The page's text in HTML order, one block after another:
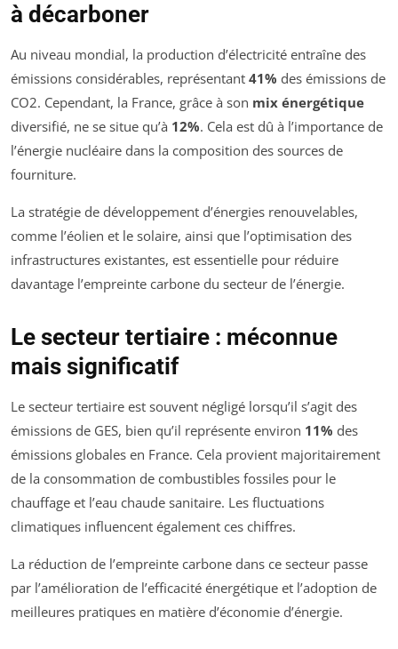
à décarboner
Au niveau mondial, la production d’électricité entraîne des
émissions considérables, représentant 41% des émissions de
CO2. Cependant, la France, grâce à son mix énergétique
diversifié, ne se situe qu’à 12%. Cela est dû à l’importance de
l’énergie nucléaire dans la composition des sources de
fourniture.
La stratégie de développement d’énergies renouvelables,
comme l’éolien et le solaire, ainsi que l’optimisation des
infrastructures existantes, est essentielle pour réduire
davantage l’empreinte carbone du secteur de l’énergie.
Le secteur tertiaire : méconnue
mais significatif
Le secteur tertiaire est souvent négligé lorsqu’il s’agit des
émissions de GES, bien qu’il représente environ 11% des
émissions globales en France. Cela provient majoritairement
de la consommation de combustibles fossiles pour le
chauffage et l’eau chaude sanitaire. Les fluctuations
climatiques influencent également ces chiffres.
La réduction de l’empreinte carbone dans ce secteur passe
par l’amélioration de l’efficacité énergétique et l’adoption de
meilleures pratiques en matière d’économie d’énergie.